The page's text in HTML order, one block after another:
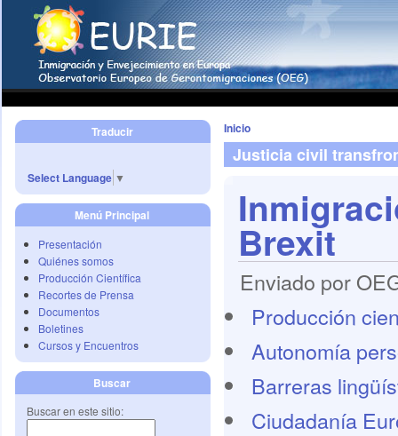
Traducir
Select Language ▼
Menú Principal
Presentación
Quiénes somos
Producción Científica
Recortes de Prensa
Documentos
Boletines
Cursos y Encuentros
Buscar
Buscar en este sitio:
Inicio
Justicia civil
Brexit
Enviado por
Producción
Autonomía
Barreras
Ciudadanía